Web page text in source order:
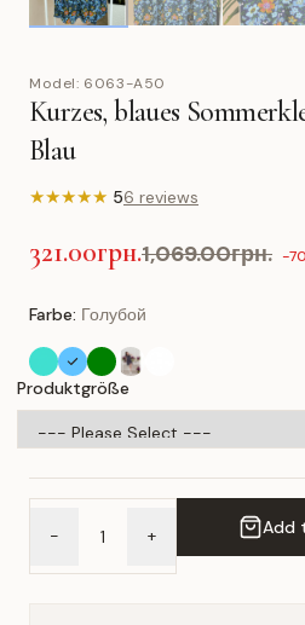
Model: 6063-A50
Kurzes, blaues
Blau
★★★★★ 56 reviews
321.00грн.1,069.00грн. -
Farbe: Голубой
Produktgröße
- + Add